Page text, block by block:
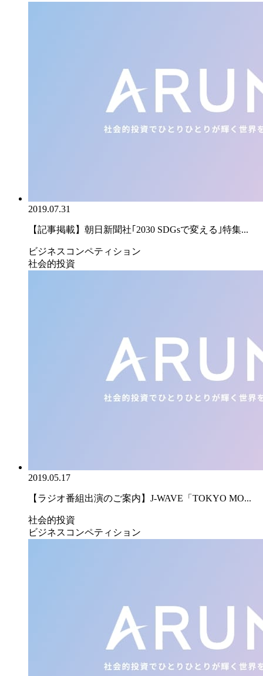
2019.07.31
【記事掲載】朝日新聞社｢2030 SDGsで変える｣特集...
ビジネスコンペティション
社会的投資
2019.05.17
【ラジオ番組出演のご案内】J-WAVE「TOKYO MO...
社会的投資
ビジネスコンペティション